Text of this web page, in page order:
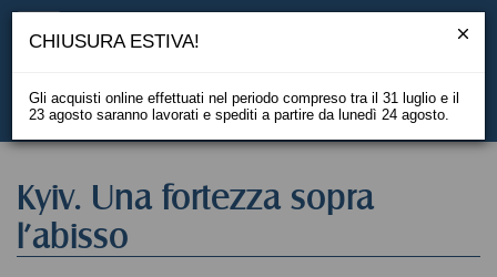
EN
Kyiv. Una fortezza sopra
l'abisso
CHIUSURA ESTIVA!
Gli acquisti online effettuati nel periodo compreso tra il 31 luglio e il
23 agosto saranno lavorati e spediti a partire da lunedì 24 agosto.